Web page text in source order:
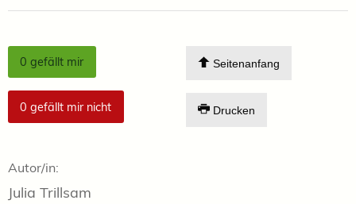
0 gefällt mir
0 gefällt mir nicht
Seitenanfang
Drucken
Autor/in:
Julia Trillsam